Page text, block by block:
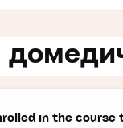
in the